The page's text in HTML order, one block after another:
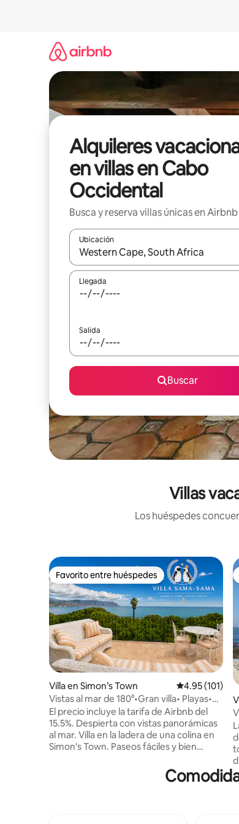
Alquileres
en villas en Cabo
Occidental
Busca y reserva villas únicas en Airbnb
Ubicación
Cuando los resultados estén
Llegada
Salida
Buscar
Villas
Los huéspedes
Favorito entre huéspedes
Favorito entre huéspedes
Villa en Simon’s Town Calificación
4.95 (101)
Vistas al mar de 180°•Gran villa• Playas•
Pingüinos
El precio incluye la tarifa de Airbnb del
15.5%. Despierta con vistas panorámicas
al mar. Villa en la ladera de una colina en
Simon's Town. Paseos fáciles y bien
pingüinos y playas secretas donde no hay
viento. Cocina de chef totalmente